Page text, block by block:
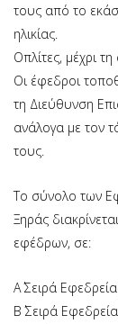
τους από το
ηλικίας.
Οπλίτες, μέχρι
Οι έφεδροι
τη Διεύθυνση
ανάλογα με τον
τους.
Το σύνολο των
Ξηράς
εφέδρων, σε:
Α΄ Σειρά
Β΄ Σειρά